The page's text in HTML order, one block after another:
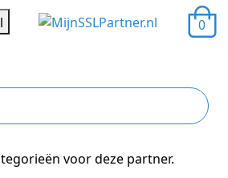
0
voor deze partner.